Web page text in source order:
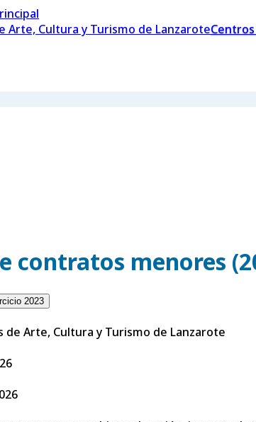
contratos menores
2023
de Arte, Cultura y Turismo de Lanzarote